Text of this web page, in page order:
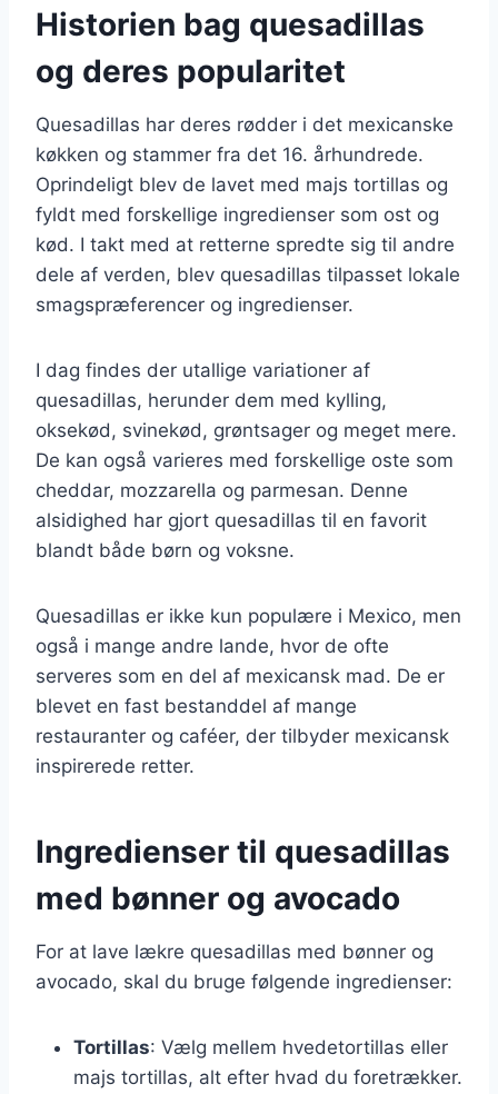
Historien bag quesadillas
og deres popularitet
Quesadillas har deres rødder i det mexicanske
køkken og stammer fra det 16. århundrede.
Oprindeligt blev de lavet med majs tortillas og
fyldt med forskellige ingredienser som ost og
kød. I takt med at retterne spredte sig til andre
dele af verden, blev quesadillas tilpasset lokale
smagspræferencer og ingredienser.
I dag findes der utallige variationer af
quesadillas, herunder dem med kylling,
oksekød, svinekød, grøntsager og meget mere.
De kan også varieres med forskellige oste som
cheddar, mozzarella og parmesan. Denne
alsidighed har gjort quesadillas til en favorit
blandt både børn og voksne.
Quesadillas er ikke kun populære i Mexico, men
også i mange andre lande, hvor de ofte
serveres som en del af mexicansk mad. De er
blevet en fast bestanddel af mange
restauranter og caféer, der tilbyder mexicansk
inspirerede retter.
Ingredienser til quesadillas
med bønner og avocado
For at lave lækre quesadillas med bønner og
avocado, skal du bruge følgende ingredienser:
Tortillas: Vælg mellem hvedetortillas eller
majs tortillas, alt efter hvad du foretrækker.